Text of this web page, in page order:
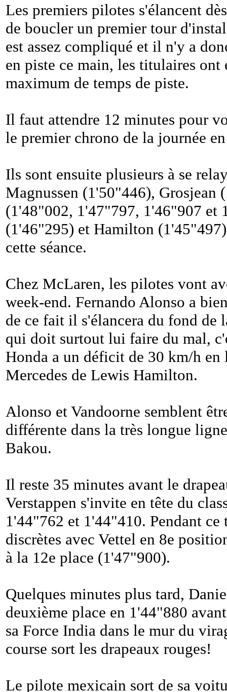
Les premiers pilotes s'élancent
de boucler un premier tour
est assez compliqué et il n'y a
en piste ce main, les titulaires ont
maximum de temps de piste.
Il faut attendre 12 minutes pour
le premier chrono de la journée
Ils sont ensuite plusieurs à se
Magnussen (1'50"446), Grosjean
(1'48"002, 1'47"797, 1'46"907 et
(1'46"295) et Hamilton
cette séance.
Chez McLaren, les pilotes vont
week-end. Fernando Alonso a
de ce fait il s'élancera du fond de
qui doit surtout lui faire du mal,
Honda a un déficit de 30 km/h
Mercedes de Lewis Hamilton.
Alonso et Vandoorne semblent
différente dans la très longue
Bakou.
Il reste 35 minutes avant le
Verstappen s'invite en tête du
1'44"762 et 1'44"410. Pendant ce
discrètes avec Vettel en 8e
à la 12e place (1'47"900).
Quelques minutes plus tard,
deuxième place en 1'44"880
sa Force India dans le mur du
course sort les drapeaux rouges!
Le pilote mexicain sort de sa